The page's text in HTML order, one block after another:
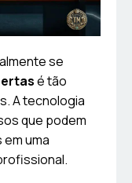
se
é tão
A tecnologia
que podem
uma